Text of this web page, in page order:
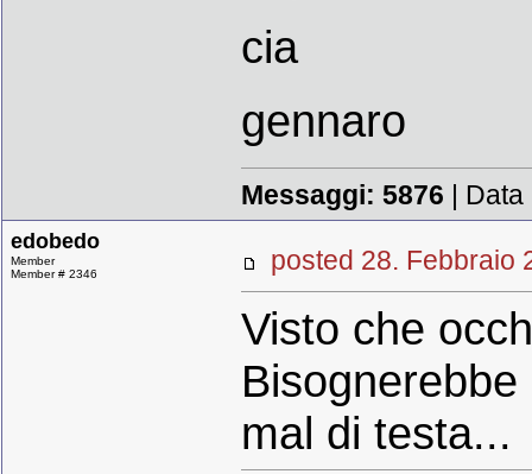
cia
gennaro
Messaggi: 5876 |
edobedo
Member
Member # 2346
posted 28.
Visto che
mal di testa...